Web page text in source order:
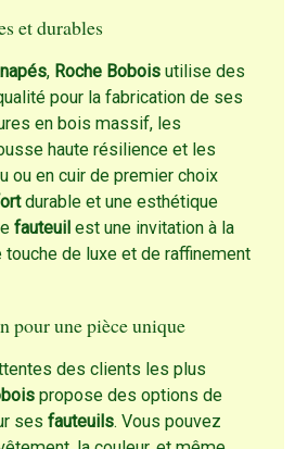
et durables
, Roche Bobois utilise des
pour la fabrication de ses
en bois massif, les
haute résilience et les
ou en cuir de premier choix
durable et une esthétique
fauteuil est une invitation à la
touche de luxe et de raffinement
pour une pièce unique
des clients les plus
propose des options de
sesfauteuils. Vous pouvez